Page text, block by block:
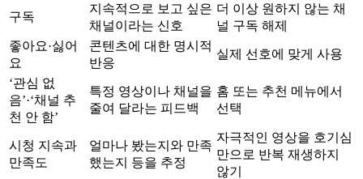
구독
지속적으로 보고 싶은
채널이라는 신호
더 이상 원하지 않는 채
널 구독 해제
좋아요·싫어
요
콘텐츠에 대한 명시적
반응
실제 선호에 맞게 사용
‘관심 없
음’·‘채널 추
천 안 함’
특정 영상이나 채널을
줄여 달라는 피드백
홈 또는 추천 메뉴에서
선택
시청 지속과
만족도
얼마나 봤는지와 만족
했는지 등을 추정
자극적인 영상을 호기심
만으로 반복 재생하지
않기